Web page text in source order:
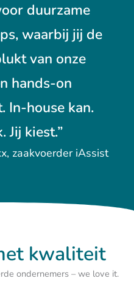
duurzame
waarbij jij de
van onze
hands-on
In-house kan.
Jij kiest.”
zaakvoerder iAssist
kwaliteit
ondernemers – we love it.